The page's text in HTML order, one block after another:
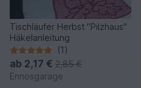
Tischläufer Herbst "Pilzhaus"
Häkelanleitung
(1)
ab 2,17 € 2,85 €
Ennosgarage